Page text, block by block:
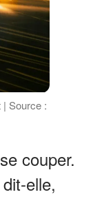
| Source :
couper.
elle,